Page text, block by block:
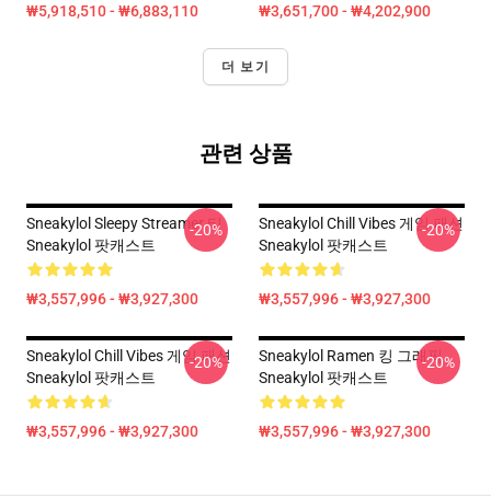
₩5,918,510 - ₩6,883,110 ₩3,651,700 - ₩4,202,900
더 보기
관련 상품
Sneakylol Sleepy Streamer 티
Sneakylol 팟캐스트
₩3,557,996 - ₩3,927,300
-20%
Sneakylol Chill Vibes 게임 패션
Sneakylol 팟캐스트
₩3,557,996 - ₩3,927,300
-20%
Sneakylol Chill Vibes 게임 패션
Sneakylol 팟캐스트
₩3,557,996 - ₩3,927,300
-20%
Sneakylol Ramen 킹 그래픽
Sneakylol 팟캐스트
₩3,557,996 - ₩3,927,300
-20%